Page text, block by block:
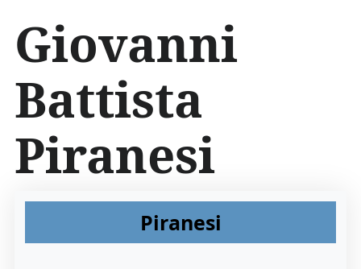
e
i
e
l
Giovanni
Battista
Piranesi
Piranesi